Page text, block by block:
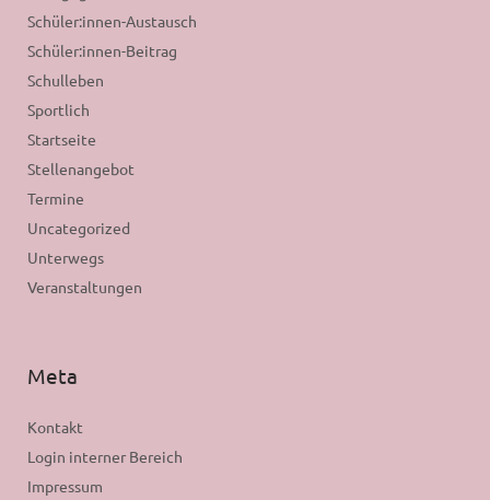
Schüler:innen-Austausch
Schüler:innen-Beitrag
Schulleben
Sportlich
Startseite
Stellenangebot
Termine
Uncategorized
Unterwegs
Veranstaltungen
Meta
Kontakt
Login interner Bereich
Impressum